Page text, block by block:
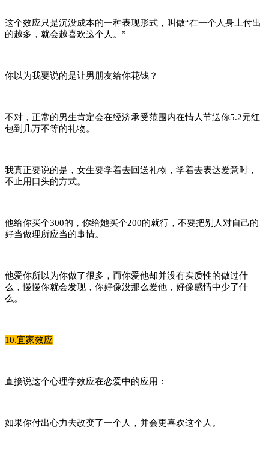
这个效应只是沉没成本的一种表现形式，叫做“在一个人身上付出
的越多，就会越喜欢这个人。”
你以为我要说的是让男朋友给你花钱？
不对，正常的男生肯定会在经济承受范围内在情人节送你5.2元红
包到几万不等的礼物。
我真正要说的是，女生要学着去回送礼物，学着去表达爱意时，
不止用口头的方式。
他给你买个300的，你给她买个200的就行，不要把别人对自己的
好当做理所应当的事情。
他爱你所以为你做了很多，而你爱他却并没有实质性的做过什
么，慢慢你就会发现，你好像没那么爱他，好像感情中少了什
么。
10.宜家效应
直接说这个心理学效应在恋爱中的应用：
如果你付出心力去改变了一个人，并会更喜欢这个人。